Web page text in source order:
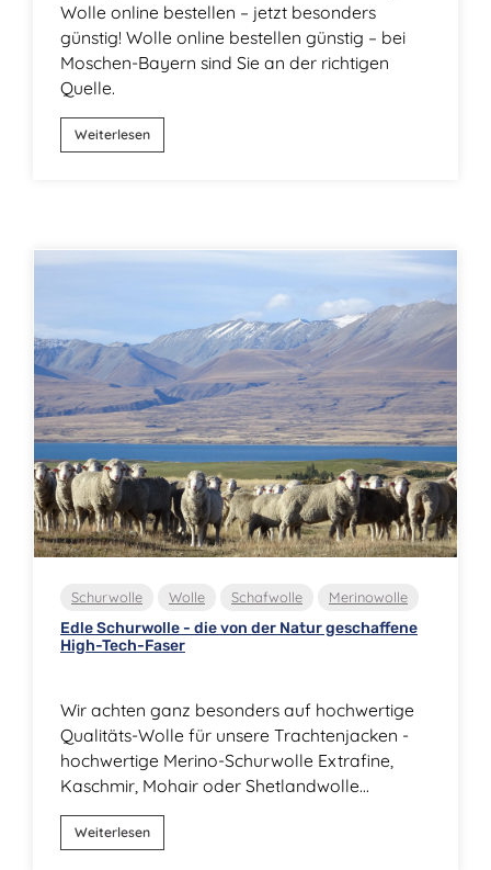
Wolle online bestellen – jetzt besonders
günstig! Wolle online bestellen günstig – bei
Moschen-Bayern sind Sie an der richtigen
Quelle.
Weiterlesen
Schurwolle Wolle Schafwolle Merinowolle
Edle Schurwolle - die von der Natur geschaffene
High-Tech-Faser
Wir achten ganz besonders auf hochwertige
Qualitäts-Wolle für unsere Trachtenjacken -
hochwertige Merino-Schurwolle Extrafine,
Kaschmir, Mohair oder Shetlandwolle...
Weiterlesen